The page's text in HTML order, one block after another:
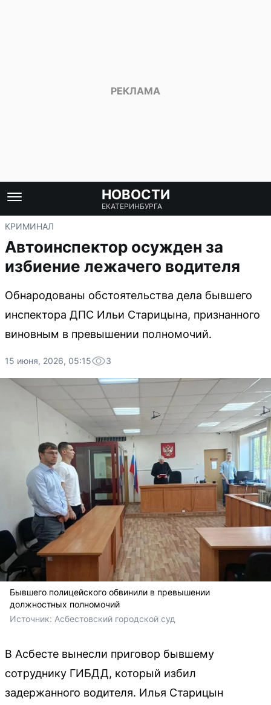
НОВОСТИ
ЕКАТЕРИНБУРГА
КРИМИНАЛ
Автоинспектор осужден за
избиение лежачего водителя
Обнародованы обстоятельства дела бывшего
инспектора ДПС Ильи Старицына, признанного
виновным в превышении полномочий.
15 июня, 2026, 05:15 3
Бывшего полицейского обвинили в превышении
должностных полномочий
Источник: Асбестовский городской суд
В Асбесте вынесли приговор бывшему
сотруднику ГИБДД, который избил
задержанного водителя. Илья Старицын